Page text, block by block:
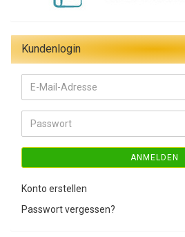
Kundenlogin
E-
Mail-
Adresse
Passwort
ANMELDEN
Konto erstellen
Passwort vergessen?